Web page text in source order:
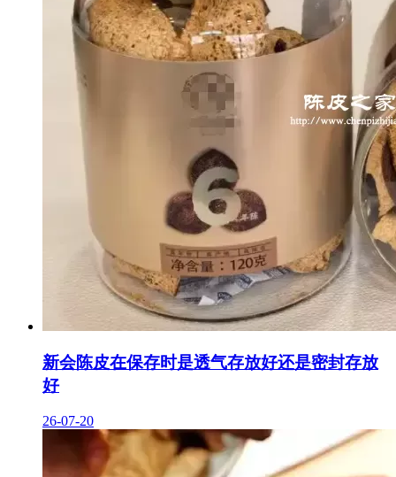
新会陈皮在保存时是透气存放好还是密封存放
好
26-07-20